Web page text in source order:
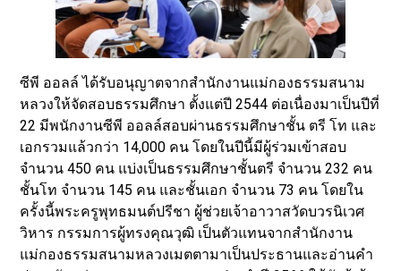
ซีพี ออลล์ ได้รับอนุญาตจากสำนักงานแม่กองธรรมสนาม
หลวงให้จัดสอบธรรมศึกษา ตั้งแต่ปี 2544 ต่อเนื่องมาเป็นปีที่
22 มีพนักงานซีพี ออลล์สอบผ่านธรรมศึกษาชั้น ตรี โท และ
เอกรวมแล้วกว่า 14,000 คน โดยในปีนี้มีผู้ร่วมเข้าสอบ
จำนวน 450 คน แบ่งเป็นธรรมศึกษาชั้นตรี จำนวน 232 คน
ชั้นโท จำนวน 145 คน และชั้นเอก จำนวน 73 คน โดยใน
ครั้งนี้พระครูพุทธมนต์ปรีชา ผู้ช่วยเจ้าอาวาสวัดบวรนิเวศ
วิหาร กรรมการผู้ทรงคุณวุฒิ เป็นตัวแทนจากสำนักงาน
แม่กองธรรมสนามหลวงเมตตามาเป็นประธานและอ่านคำ